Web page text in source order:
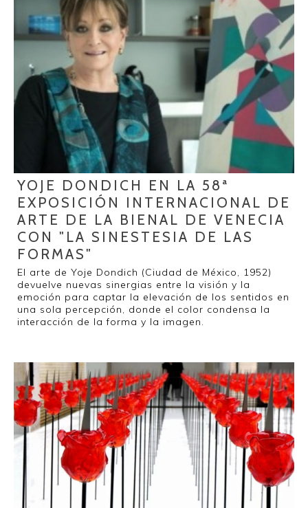
YOJE DONDICH EN LA 58ª
EXPOSICIÓN INTERNACIONAL DE
ARTE DE LA BIENAL DE VENECIA
CON "LA SINESTESIA DE LAS
FORMAS"
El arte de Yoje Dondich (Ciudad de México, 1952)
devuelve nuevas sinergias entre la visión y la
emoción para captar la elevación de los sentidos en
una sola percepción, donde el color condensa la
interacción de la forma y la imagen.